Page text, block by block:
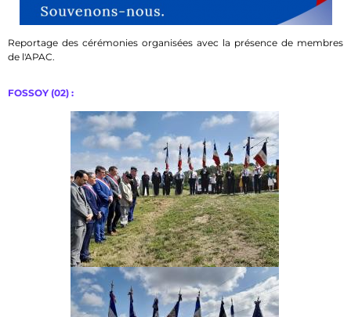
Reportage des cérémonies organisées avec la présence de membres
de l'APAC.
FOSSOY (02) :